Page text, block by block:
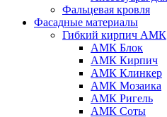
Фальцевая кровля
Фасадные материалы
Гибкий кирпич АМК
АМК Блок
АМК Кирпич
АМК Клинкер
АМК Мозаика
АМК Ригель
АМК Соты